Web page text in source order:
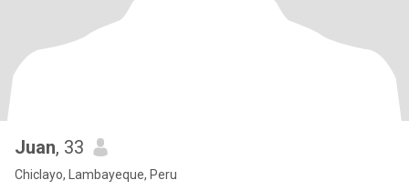
Juan, 33
Chiclayo, Lambayeque, Peru